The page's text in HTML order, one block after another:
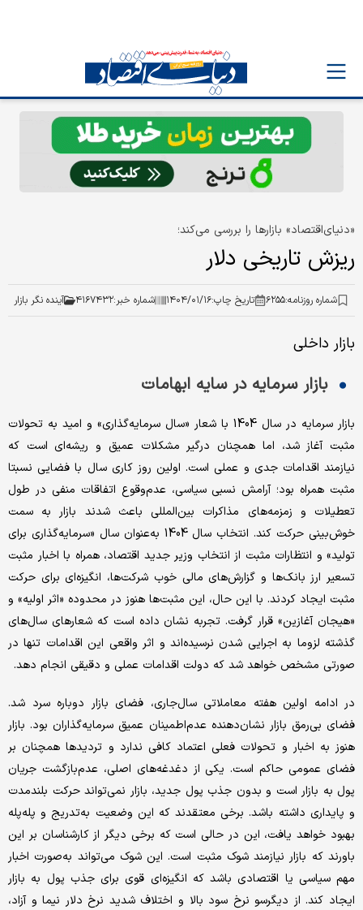
«دنیای‌اقتصاد» بازارها را بررسی می‌کند؛
ریزش تاریخی دلار
شماره روزنامه:۶۲۵۵ تاریخ چاپ:۱۴۰۴/۰۱/۱۶ شماره خبر:۴۱۶۷۴۳۲ آینده نگر بازار
بازار داخلی
بازار سرمایه در سایه ابهامات
بازار سرمایه در سال 1404 با شعار «سال سرمایه‌گذاری» و امید به تحولات
مثبت آغاز شد، اما همچنان درگیر مشکلات عمیق و ریشه‌‌‌ای است که
نیازمند اقدامات جدی و عملی است. اولین روز کاری سال با فضایی نسبتا
مثبت همراه بود؛ آرامش نسبی سیاسی، عدم‌وقوع اتفاقات منفی در طول
تعطیلات و زمزمه‌‌‌های مذاکرات بین‌المللی باعث شدند بازار به سمت
خوش‌بینی حرکت کند. انتخاب سال 1404 به‌‌‌عنوان سال «سرمایه‌گذاری برای
تولید» و انتظارات مثبت از انتخاب وزیر جدید اقتصاد، همراه با اخبار مثبت
تسعیر ارز بانک‌ها و گزارش‌‌‌های مالی خوب شرکت‌ها، انگیزه‌‌‌ای برای حرکت
مثبت ایجاد کردند. با این حال، این مثبت‌‌‌ها هنوز در محدوده «اثر اولیه» و
«هیجان آغازین» قرار گرفت. تجربه نشان داده است که شعارهای سال‌های
گذشته لزوما به اجرایی شدن نرسیده‌‌‌اند و اثر واقعی این اقدامات تنها در
صورتی مشخص خواهد شد که دولت اقدامات عملی و دقیقی انجام دهد.
در ادامه اولین هفته معاملاتی سال‌جاری، فضای بازار دوباره سرد شد.
فضای بی‌رمق بازار نشان‌‌‌دهنده عدم‌اطمینان عمیق سرمایه‌گذاران بود. بازار
هنوز به اخبار و تحولات فعلی اعتماد کافی ندارد و تردیدها همچنان بر
فضای عمومی حاکم است. یکی از دغدغه‌‌‌های اصلی، عدم‌بازگشت جریان
پول به بازار است و بدون جذب پول جدید، بازار نمی‌تواند حرکت بلندمدت
و پایداری داشته باشد. برخی معتقدند که این وضعیت به‌‌‌تدریج و پله‌‌‌پله
بهبود خواهد یافت، این در حالی است که برخی دیگر از کارشناسان بر این
باورند که بازار نیازمند شوک مثبت است. این شوک می‌تواند به‌‌‌صورت اخبار
مهم سیاسی یا اقتصادی باشد که انگیزه‌‌‌ای قوی برای جذب پول به بازار
ایجاد کند. از دیگرسو نرخ سود بالا و اختلاف شدید نرخ دلار نیما و آزاد،